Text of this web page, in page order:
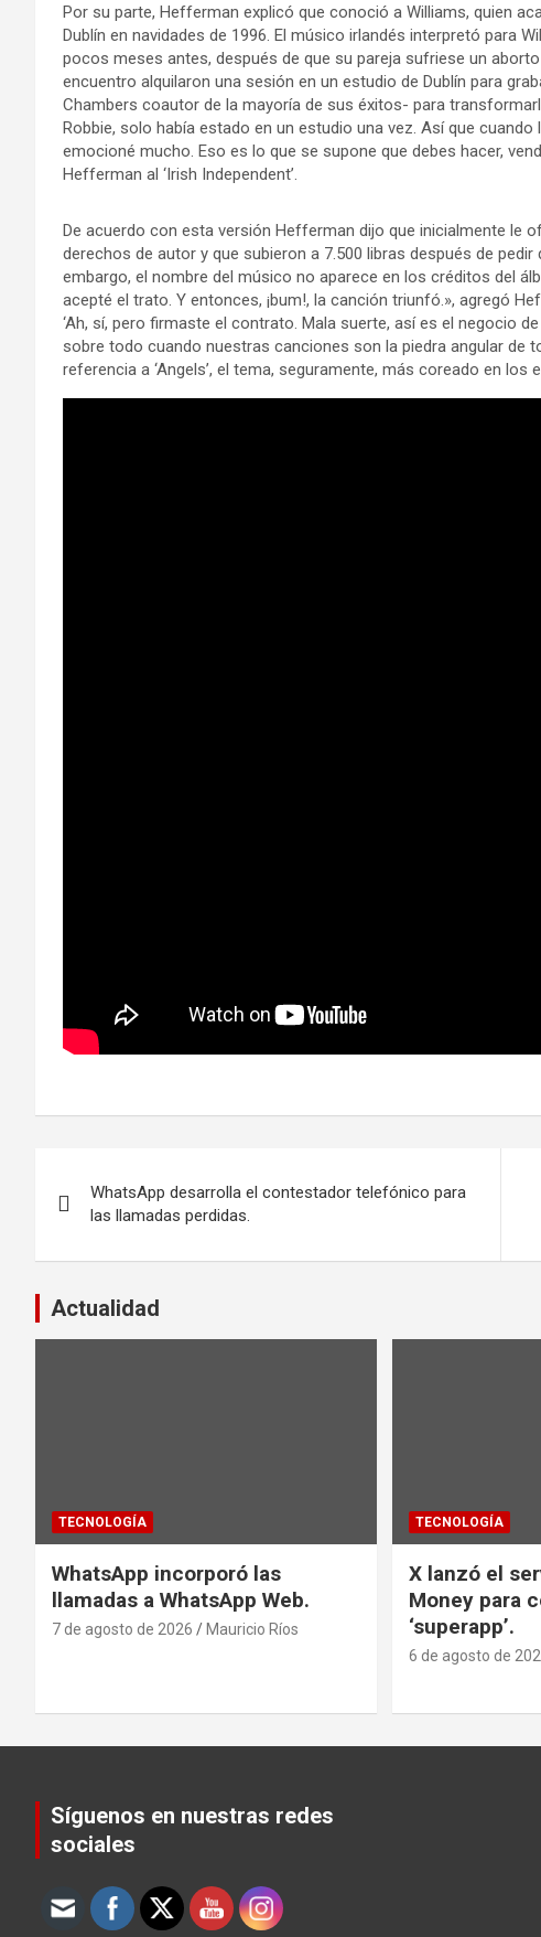
Por su parte, Hefferman explicó que conoció a Williams, quien
Dublín en navidades de 1996. El músico irlandés interpretó para
pocos meses antes, después de que su pareja sufriese un
encuentro alquilaron una sesión en un estudio de Dublín para
Chambers coautor de la mayoría de sus éxitos- para
Robbie, solo había estado en un estudio una vez. Así que
emocioné mucho. Eso es lo que se supone que debes hacer,
Hefferman al ‘Irish Independent’.
De acuerdo con esta versión Hefferman dijo que inicialmente le
derechos de autor y que subieron a 7.500 libras después de
embargo, el nombre del músico no aparece en los créditos del
acepté el trato. Y entonces, ¡bum!, la canción triunfó.», agregó
‘Ah, sí, pero firmaste el contrato. Mala suerte, así es el negocio
sobre todo cuando nuestras canciones son la piedra angular de
referencia a ‘Angels’, el tema, seguramente, más coreado en los
de
entradas
WhatsApp desarrolla el contestador telefónico para
las llamadas perdidas.
Actualidad
TECNOLOGÍA
WhatsApp incorporó las
llamadas a WhatsApp Web.
7 de agosto de 2026 Mauricio Ríos
TECNOLOGÍA
X lanzó el
Money para
‘superapp’.
6 de agosto de
Síguenos en nuestras redes
sociales